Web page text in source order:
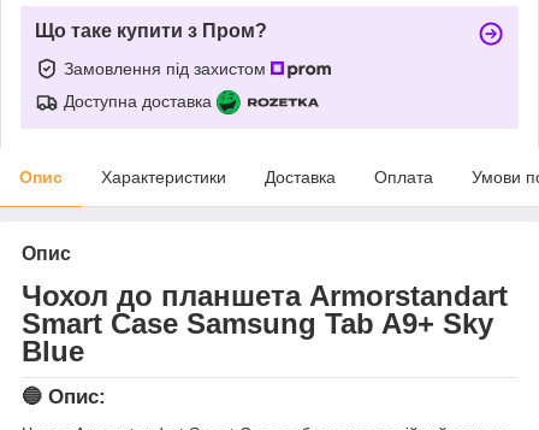
Що таке купити з Пром?
Замовлення під захистом
Доступна доставка
Опис Характеристики Доставка Оплата Умови
Опис
Чохол до планшета Armorstandart
Smart Case Samsung Tab A9+ Sky
Blue
🔵 Опис: